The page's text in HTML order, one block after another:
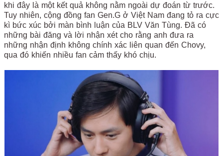
khi đây là một kết quả không nằm ngoài dự đoán từ trước.
Tuy nhiên, cộng đồng fan Gen.G ở Việt Nam đang tỏ ra cực
kì bức xúc bởi màn bình luận của BLV Văn Tùng. Đã có
những bài đăng và lời nhận xét cho rằng anh đưa ra
những nhận định không chính xác liên quan đến Chovy,
qua đó khiến nhiều fan cảm thấy khó chịu.